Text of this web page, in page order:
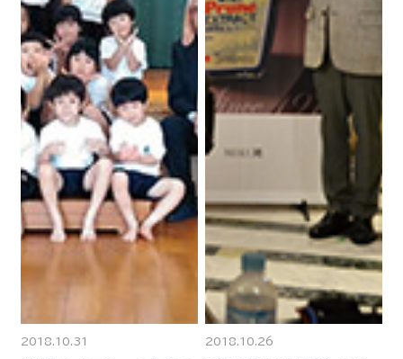
2018.10.31 2018.10.26